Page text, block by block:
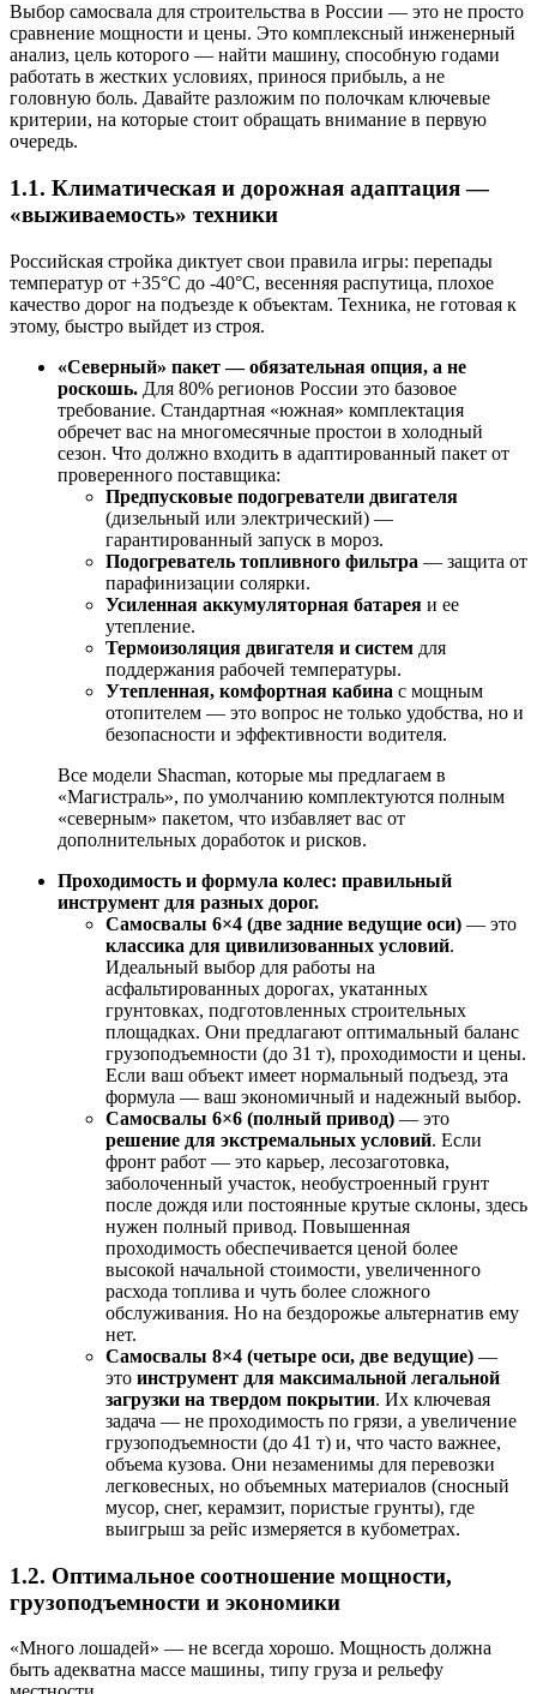
Выбор самосвала для строительства в России — это не просто
сравнение мощности и цены. Это комплексный инженерный
анализ, цель которого — найти машину, способную годами
работать в жестких условиях, принося прибыль, а не
головную боль. Давайте разложим по полочкам ключевые
критерии, на которые стоит обращать внимание в первую
очередь.
1.1. Климатическая и дорожная адаптация —
«выживаемость» техники
Российская стройка диктует свои правила игры: перепады
температур от +35°C до -40°C, весенняя распутица, плохое
качество дорог на подъезде к объектам. Техника, не готовая к
этому, быстро выйдет из строя.
«Северный» пакет — обязательная опция, а не
роскошь. Для 80% регионов России это базовое
требование. Стандартная «южная» комплектация
обречет вас на многомесячные простои в холодный
сезон. Что должно входить в адаптированный пакет от
проверенного поставщика:
Предпусковые подогреватели двигателя
(дизельный или электрический) —
гарантированный запуск в мороз.
Подогреватель топливного фильтра — защита от
парафинизации солярки.
Усиленная аккумуляторная батарея и ее
утепление.
Термоизоляция двигателя и систем для
поддержания рабочей температуры.
Утепленная, комфортная кабина с мощным
отопителем — это вопрос не только удобства, но и
безопасности и эффективности водителя.
Все модели Shacman, которые мы предлагаем в
«Магистраль», по умолчанию комплектуются полным
«северным» пакетом, что избавляет вас от
дополнительных доработок и рисков.
Проходимость и формула колес: правильный
инструмент для разных дорог.
Самосвалы 6×4 (две задние ведущие оси) — это
классика для цивилизованных условий.
Идеальный выбор для работы на
асфальтированных дорогах, укатанных
грунтовках, подготовленных строительных
площадках. Они предлагают оптимальный баланс
грузоподъемности (до 31 т), проходимости и цены.
Если ваш объект имеет нормальный подъезд, эта
формула — ваш экономичный и надежный выбор.
Самосвалы 6×6 (полный привод) — это
решение для экстремальных условий. Если
фронт работ — это карьер, лесозаготовка,
заболоченный участок, необустроенный грунт
после дождя или постоянные крутые склоны, здесь
нужен полный привод. Повышенная
проходимость обеспечивается ценой более
высокой начальной стоимости, увеличенного
расхода топлива и чуть более сложного
обслуживания. Но на бездорожье альтернатив ему
нет.
Самосвалы 8×4 (четыре оси, две ведущие) —
это инструмент для максимальной легальной
загрузки на твердом покрытии. Их ключевая
задача — не проходимость по грязи, а увеличение
грузоподъемности (до 41 т) и, что часто важнее,
объема кузова. Они незаменимы для перевозки
легковесных, но объемных материалов (сносный
мусор, снег, керамзит, пористые грунты), где
выигрыш за рейс измеряется в кубометрах.
1.2. Оптимальное соотношение мощности,
грузоподъемности и экономики
«Много лошадей» — не всегда хорошо. Мощность должна
быть адекватна массе машины, типу груза и рельефу